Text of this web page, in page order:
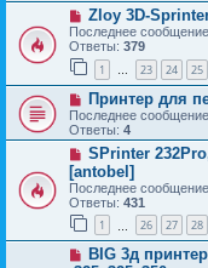
Zloy 3D-
Последнее сообщение
Ответы: 379
1 … 23 24 25
Принтер для
Последнее сообщение
Ответы: 4
SPrinter
[antobel]
Последнее сообщение
Ответы: 431
1 26 27 28
BIG 3д